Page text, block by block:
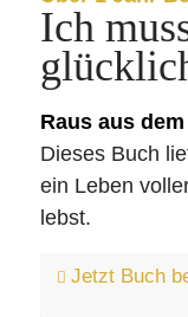
Ich
Raus aus
Dieses Buch
ein Leben
lebst.
Jetzt Buch